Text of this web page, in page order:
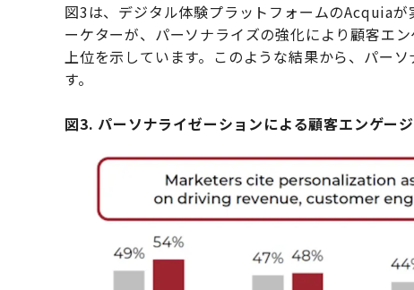
図3は、デジタル体験プラットフォームのAcquia
ーケターが、パーソナライズの強化により顧客エ
上位を示しています。このような結果から、パー
す。
図3. パーソナライゼーションによる顧客エンゲー